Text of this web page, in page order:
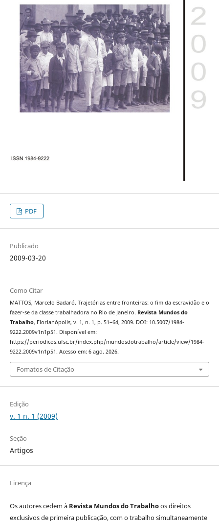
PDF
Publicado
2009-03-20
Como Citar
MATTOS, Marcelo Badaró. Trajetórias entre fronteiras: o fim da escravidão e o
fazer-se da classe trabalhadora no Rio de Janeiro. Revista Mundos do
Trabalho, Florianópolis, v. 1, n. 1, p. 51–64, 2009. DOI: 10.5007/1984-
9222.2009v1n1p51. Disponível em:
https://periodicos.ufsc.br/index.php/mundosdotrabalho/article/view/1984-
9222.2009v1n1p51. Acesso em: 6 ago. 2026.
Fomatos de Citação
Edição
v. 1 n. 1 (2009)
Seção
Artigos
Licença
Os autores cedem à Revista Mundos do Trabalhoos direitos
exclusivos de primeira publicação, com o trabalho simultaneamente